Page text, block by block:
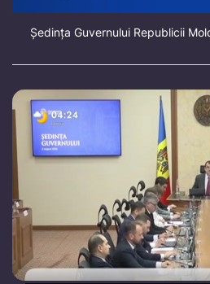
Ședința Guvernului Republicii